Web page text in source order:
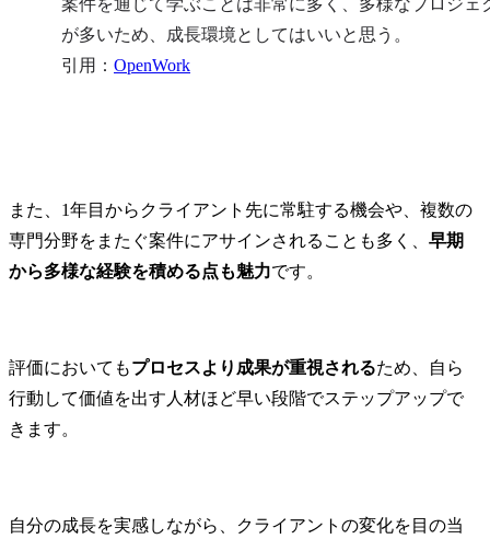
が多いため、成長環境としてはいいと思う。
引用： OpenWork
また、1年目からクライアント先に常駐する機会や、複数の
専門分野をまたぐ案件にアサインされることも多く、 早期
から多様な経験を積める点も魅力です。
評価においてもプロセスより成果が重視されるため、自ら
行動して価値を出す人材ほど早い段階でステップアップで
きます。
自分の成長を実感しながら、クライアントの変化を目の当